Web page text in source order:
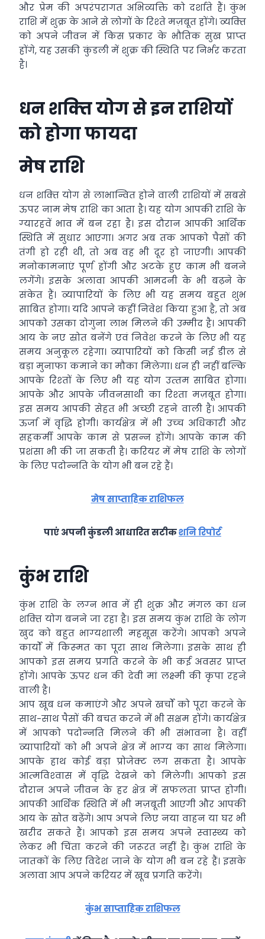
और प्रेम की अपरंपरागत अभिव्यक्ति को दर्शाते हैं। कुंभ
राशि में शुक्र के आने से लोगों के रिश्‍ते मज़बूत होंगे। व्‍यक्‍ति
को अपने जीवन में किस प्रकार के भौतिक सुख प्राप्‍त
होंगे, यह उसकी कुंडली में शुक्र की स्थिति पर निर्भर करता
है।
धन शक्‍ति योग से इन राशियों
को होगा फायदा
मेष राशि
धन शक्‍ति योग से लाभान्वित होने वाली राशियों में सबसे
ऊपर नाम मेष राशि का आता है। यह योग आपकी राशि के
ग्‍यारहवें भाव में बन रहा है। इस दौरान आपकी आर्थिक
स्थिति में सुधार आएगा। अगर अब तक आपको पैसों की
तंगी हो रही थी, तो अब वह भी दूर हो जाएगी। आपकी
मनोकामनाएं पूर्ण होंगी और अटके हुए काम भी बनने
लगेंगे। इसके अलावा आपकी आमदनी के भी बढ़ने के
संकेत हैं। व्‍यापारियों के लिए भी यह समय बहुत शुभ
साबित होगा। यदि आपने कहीं निवेश किया हुआ है, तो अब
आपको उसका दोगुना लाभ मिलने की उम्मीद है। आपकी
आय के नए स्रोत बनेंगे एवं निवेश करने के लिए भी यह
समय अनुकूल रहेगा। व्‍यापारियों को किसी नई डील से
बड़ा मुनाफा कमाने का मौका मिलेगा। धन ही नहीं बल्कि
आपके रिश्‍तों के लिए भी यह योग उत्‍तम साबित होगा।
आपके और आपके जीवनसाथी का रिश्‍ता मज़बूत होगा।
इस समय आपकी सेहत भी अच्‍छी रहने वाली है। आपकी
ऊर्जा में वृद्धि होगी। कार्यक्षेत्र में भी उच्‍च अधिकारी और
सहकर्मी आपके काम से प्रसन्‍न होंगे। आपके काम की
प्रशंसा भी की जा सकती है। करियर में मेष राशि के लोगों
के लिए पदोन्‍नति के योग भी बन रहे हैं।
मेष साप्ताहिक राशिफल
पाएं अपनी कुंडली आधारित सटीकशनि रिपोर्ट
कुंभ राशि
कुंभ राशि के लग्‍न भाव में ही शुक्र और मंगल का धन
शक्‍ति योग बनने जा रहा है। इस समय कुंभ राशि के लोग
खुद को बहुत भाग्‍यशाली महसूस करेंगे। आपको अपने
कार्यों में किस्‍मत का पूरा साथ मिलेगा। इसके साथ ही
आपको इस समय प्रगति करने के भी कई अवसर प्राप्‍त
होंगे। आपके ऊपर धन की देवी मां लक्ष्‍मी की कृपा रहने
वाली है।
आप खूब धन कमाएंगे और अपने खर्चों को पूरा करने के
साथ-साथ पैसों की बचत करने में भी सक्षम होंगे। कार्यक्षेत्र
में आपको पदोन्‍नति मिलने की भी संभावना है। वहीं
व्‍यापारियों को भी अपने क्षेत्र में भाग्‍य का साथ मिलेगा।
आपके हाथ कोई बड़ा प्रोजेक्‍ट लग सकता है। आपके
आत्‍मविश्‍वास में वृद्धि देखने को मिलेगी। आपको इस
दौरान अपने जीवन के हर क्षेत्र में सफलता प्राप्‍त होगी।
आपकी आर्थिक स्थिति में भी मज़बूती आएगी और आपकी
आय के स्रोत बढ़ेंगे। आप अपने लिए नया वाहन या घर भी
खरीद सकते हैं। आपको इस समय अपने स्‍वास्‍थ्‍य को
लेकर भी चिंता करने की जरूरत नहीं है। कुंभ राशि के
जातकों के लिए विदेश जाने के योग भी बन रहे हैं। इसके
अलावा आप अपने करियर में खूब प्रगति करेंगे।
कुंभ साप्ताहिक राशिफल